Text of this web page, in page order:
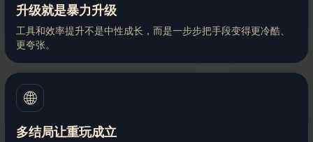
升级就是暴力升级
工具和效率提升不是中性成长，而是一步步把手段变得更冷酷、
更夸张。
🌐
多结局让重玩成立